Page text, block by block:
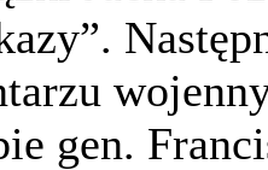
gen.